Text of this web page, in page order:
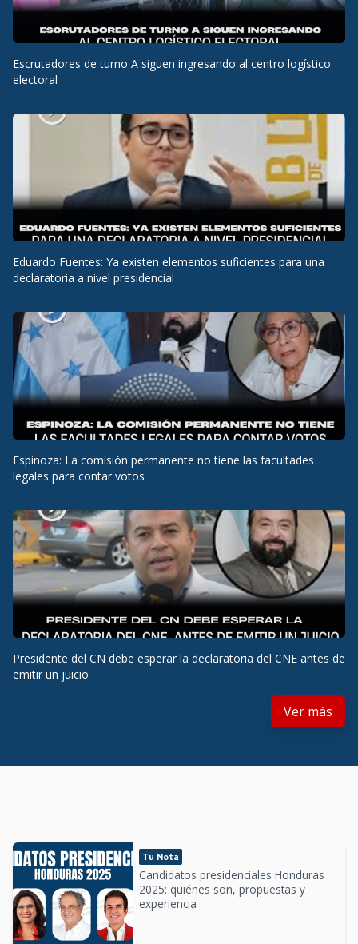
Escrutadores de turno A siguen ingresando al centro logístico
electoral
Eduardo Fuentes: Ya existen elementos suficientes para una
declaratoria a nivel presidencial
Espinoza: La comisión permanente no tiene las facultades
legales para contar votos
Presidente del CN debe esperar la declaratoria del CNE antes de
emitir un juicio
Ver más
Tu Nota
Candidatos presidenciales Honduras
2025: quiénes son, propuestas y
experiencia